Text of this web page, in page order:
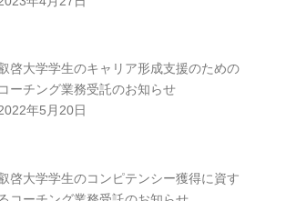
啓大学学生のキャリア形成支援のための
コーチング業務受託のお知らせ
年5月20日
啓大学学生のコンピテンシー獲得に資す